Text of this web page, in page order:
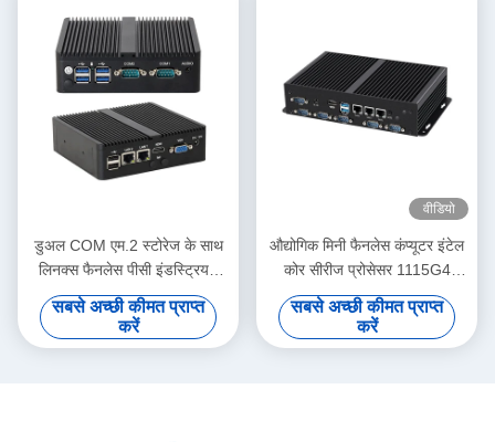
डुअल COM एम.2 स्टोरेज के साथ
लिनक्स फैनलेस पीसी इंडस्ट्रियल
इंटेल J6412 मिनी पीसी
सबसे अच्छी कीमत प्राप्त
करें
वीडियो
औद्योगिक मिनी फैनलेस कंप्यूटर इंटेल
कोर सीरीज प्रोसेसर 1115G4
3LAN 6COM DDR4 रैम
सबसे अच्छी कीमत प्राप्त
करें